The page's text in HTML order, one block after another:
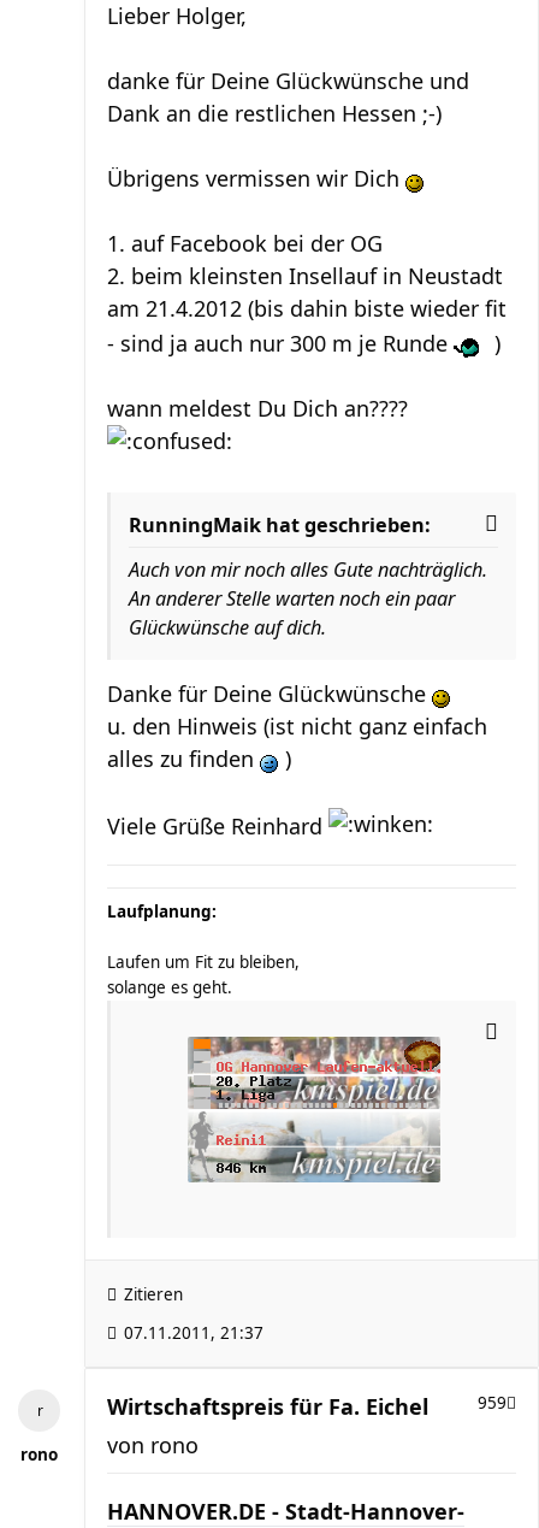
Lieber Holger,
danke für Deine Glückwünsche und
Dank an die restlichen Hessen ;-)
Übrigens vermissen wir Dich
1. auf Facebook bei der OG
2. beim kleinsten Insellauf in Neustadt
am 21.4.2012 (bis dahin biste wieder fit
- sind ja auch nur 300 m je Runde
)
wann meldest Du Dich an????
RunningMaik hat geschrieben:
Auch von mir noch alles Gute nachträglich.
An anderer Stelle warten noch ein paar
Glückwünsche auf dich.
Danke für Deine Glückwünsche
u. den Hinweis (ist nicht ganz einfach
alles zu finden
)
Viele Grüße Reinhard
Laufplanung:
Laufen um Fit zu bleiben,
solange es geht.
Zitieren
07.11.2011, 21:37
rono
Wirtschaftspreis für Fa. Eichel 959
von rono
HANNOVER.DE - Stadt-Hannover-